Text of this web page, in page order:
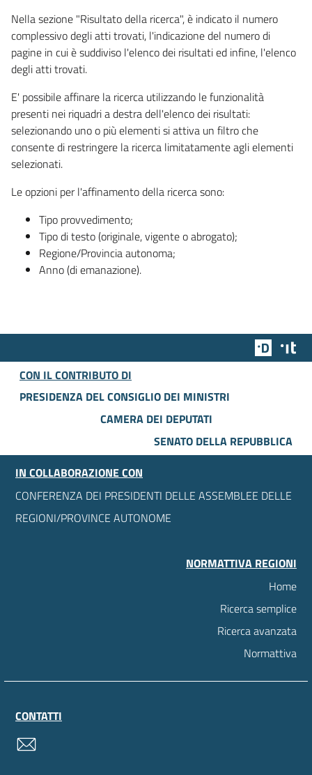
Nella sezione "Risultato della ricerca", è indicato il numero
complessivo degli atti trovati, l'indicazione del numero di
pagine in cui è suddiviso l'elenco dei risultati ed infine, l'elenco
degli atti trovati.
E' possibile affinare la ricerca utilizzando le funzionalità
presenti nei riquadri a destra dell'elenco dei risultati:
selezionando uno o più elementi si attiva un filtro che
consente di restringere la ricerca limitatamente agli elementi
selezionati.
Le opzioni per l'affinamento della ricerca sono:
Tipo provvedimento;
Tipo di testo (originale, vigente o abrogato);
Regione/Provincia autonoma;
Anno (di emanazione).
Team
CON IL CONTRIBUTO DI
PRESIDENZA DEL CONSIGLIO DEI MINISTRI
CAMERA DEI DEPUTATI
SENATO DELLA REPUBBLICA
IN COLLABORAZIONE CON
CONFERENZA DEI PRESIDENTI DELLE ASSEMBLEE DELLE
REGIONI/PROVINCE AUTONOME
NORMATTIVA REGIONI
Home
Ricerca semplice
Ricerca avanzata
Normattiva
CONTATTI